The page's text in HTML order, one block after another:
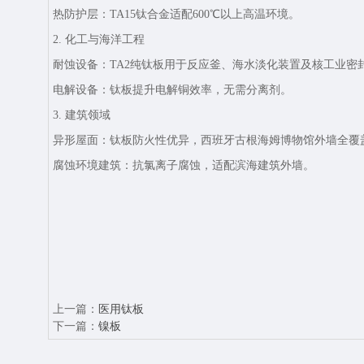
热防护层‌：TA15钛合金适配600℃以上高温环境。
2. 化工与海洋工程‌
耐蚀设备‌：TA2纯钛板用于反应釜、海水淡化装置及核工业密
电解设备‌：钛板提升电解铜效率，无需分离剂。
3. 建筑领域‌
异形屋面‌：钛板防火性优异，西班牙古根海姆博物馆外墙全覆
腐蚀环境建筑‌：抗氯离子腐蚀，适配滨海建筑外墙。
上一篇： 医用钛板
下一篇： 镍板